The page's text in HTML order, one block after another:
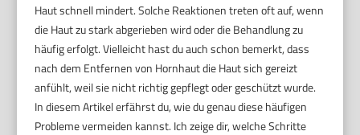
Haut schnell mindert. Solche Reaktionen treten oft auf, wenn
die Haut zu stark abgerieben wird oder die Behandlung zu
häufig erfolgt. Vielleicht hast du auch schon bemerkt, dass
nach dem Entfernen von Hornhaut die Haut sich gereizt
anfühlt, weil sie nicht richtig gepflegt oder geschützt wurde.
In diesem Artikel erfährst du, wie du genau diese häufigen
Probleme vermeiden kannst. Ich zeige dir, welche Schritte